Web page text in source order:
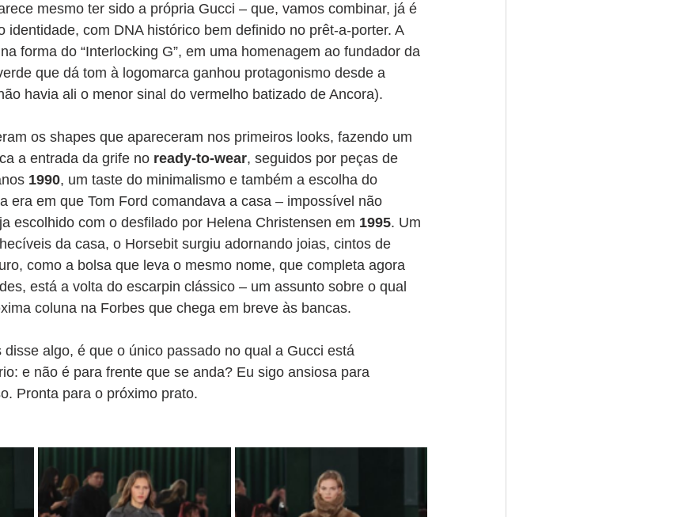
mesmo ter sido a própria Gucci – que, vamos combinar, já é
identidade, com DNA histórico bem definido no prêt-a-porter. A
forma do “Interlocking G”, em uma homenagem ao fundador da
que dá tom à logomarca ganhou protagonismo desde a
havia ali o menor sinal do vermelho batizado de Ancora).
os shapes que apareceram nos primeiros looks, fazendo um
a entrada da grife no ready-to-wear, seguidos por peças de
1990, um taste do minimalismo e também a escolha do
era em que Tom Ford comandava a casa – impossível não
escolhido com o desfilado por Helena Christensen em 1995. Um
da casa, o Horsebit surgiu adornando joias, cintos de
como a bolsa que leva o mesmo nome, que completa agora
está a volta do escarpin clássico – um assunto sobre o qual
coluna na Forbes que chega em breve às bancas.
algo, é que o único passado no qual a Gucci está
e não é para frente que se anda? Eu sigo ansiosa para
Pronta para o próximo prato.